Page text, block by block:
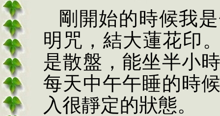
剛開始的時候我
明咒，結大蓮花印
是散盤，能坐半小
每天中午午睡的時
入很靜定的狀態。